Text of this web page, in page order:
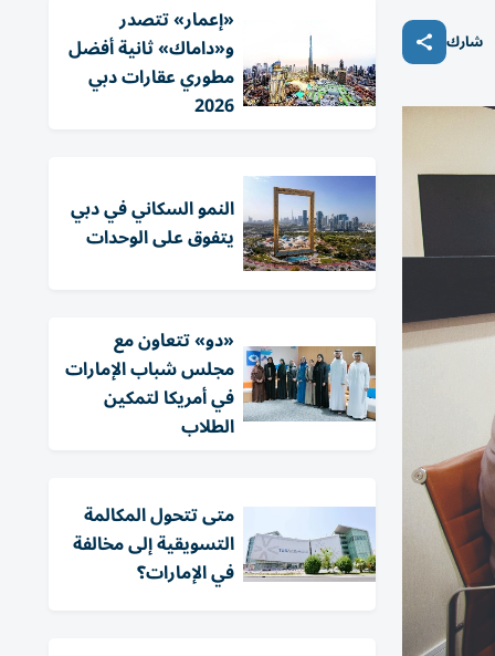
شارك
«إعمار» تتصدر
و«داماك» ثانية أفضل
مطوري عقارات دبي
2026
النمو السكاني في دبي
يتفوق على الوحدات
«دو» تتعاون مع
مجلس شباب الإمارات
في أمريكا لتمكين
الطلاب
متى تتحول المكالمة
التسويقية إلى مخالفة
في الإمارات؟